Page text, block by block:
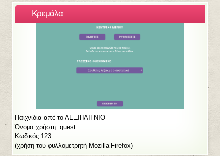
Κρεμάλα
Παιχνίδια από το ΛΕΞΙΠΑΙΓΝΙΟ
Όνομα χρήστη: guest
Κωδικός:123
(χρήση του φυλλομετρητή Mozilla Firefox)